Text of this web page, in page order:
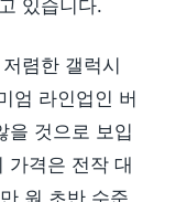
있습니다.
렴한 갤럭시
엄 라인업인 버
을 것으로 보입
가격은 전작 대